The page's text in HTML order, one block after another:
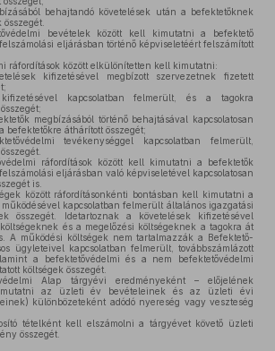
behajtandó követelések után a befektetőknek
bevételek között kell kimutatni a befektető
eljárásban történő képviseletéért felszámított
ráfordítások között elkülönítetten kell kimutatni:
kifizetésével megbízott szervezetnek fizetett
kapcsolatban felmerült, és a tagokra
megbízásából történő behajtásával kapcsolatosan
befektetőkre áthárított összegét;
tevékenységgel kapcsolatban felmerült,
ráfordítások között kell kimutatni a befektetők
eljárásban való képviseletével kapcsolatosan
is.
között ráfordításonkénti bontásban kell kimutatni a
kapcsolatban felmerült általános igazgatási
összegét. Idetartoznak a követelések kifizetésével
és a megelőzési költségeknek a tagokra át
A működési költségek nem tartalmazzák a Befektető-
ügyleteivel kapcsolatban felmerült, továbbszámlázott
a befektetővédelmi és a nem befektetővédelmi
költségek összegét.
Alap tárgyévi eredményeként – előjelének
az üzleti év bevételeinek és az üzleti évi
különbözeteként adódó nyereség vagy veszteség
tételként kell elszámolni a tárgyévet követő üzleti
összegét.